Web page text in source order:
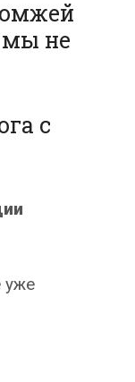
мы не
с
уже